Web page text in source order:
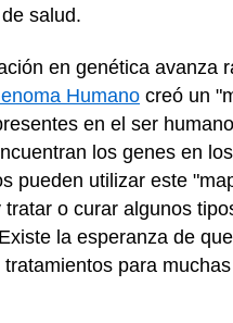
salud.
en genética avanza
Humano creó un
en el ser
los genes en
pueden utilizar este
tratar o curar algunos
la esperanza de
para